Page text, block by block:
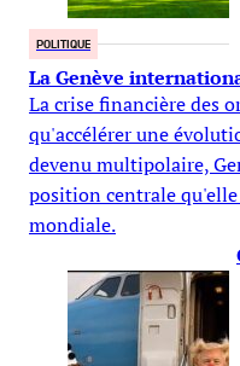
POLITIQUE
La Genève
La crise financière des
qu'accélérer une
devenu multipolaire,
position centrale
mondiale.